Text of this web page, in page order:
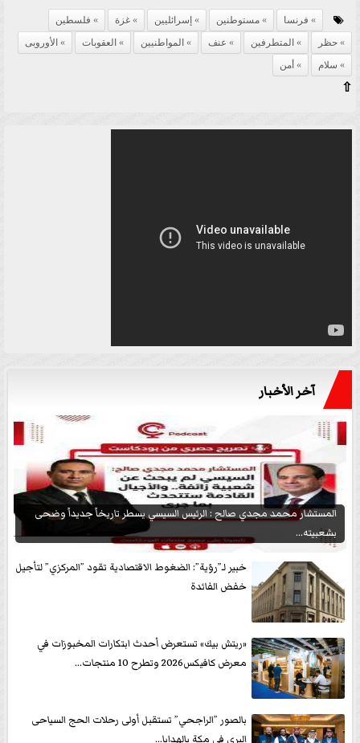
فرنسا مستوطنين إسرائليين غزة
فلسطين
حظر
المتطرفين عنف المواطنيين العقوبات
الأوروبى
سلام
أمن
⇧
آخر الأخبار
المستشار محمد مجدي صالح : الرئيس السيسي يسطر تاريخاً جديداً وضحى
بشعبيته...
خبير لـ”رؤية”: الضغوط الاقتصادية تقود ”المركزي” لتأجيل
خفض الفائدة
«ريتش بيك» تستعرض أحدث ابتكارات المخبوزات في
معرض كافيكس2026 وتطرح 10 منتجات...
بالصور ”الراجحي” تستقبل أولى رحلات الحج السياحى
البرى في مكة بالهدايا...